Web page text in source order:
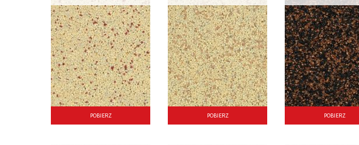
POBIERZ POBIERZ POBIERZ